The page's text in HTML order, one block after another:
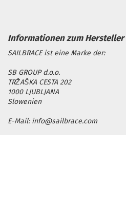
SAILBRACE ist eine Marke der:
SB GROUP d.o.o.
TRŽAŠKA CESTA 202
1000 LJUBLJANA
Slowenien
E-Mail: info@sailbrace.com